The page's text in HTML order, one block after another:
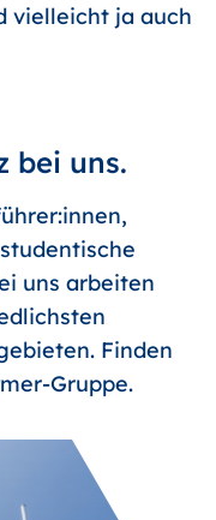
vielleicht ja auch
bei uns.
uns arbeiten
Finden
Gruppe.